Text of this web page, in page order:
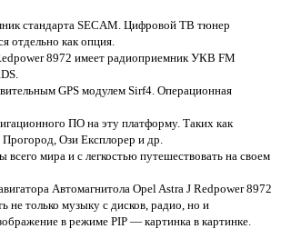
стандарта SECAM. Цифровой ТВ тюнер
отдельно как опция.
8972 имеет радиоприемник УКВ FM
GPS модулем Sirf4. Операционная
ПО на эту платформу. Таких как
Ози Експлорер и др.
мира и с легкостью путешествовать на своем
Автомагнитола Opel Astra J Redpower 8972
не только музыку с дисков, радио, но и
в режиме PIP — картинка в картинке.